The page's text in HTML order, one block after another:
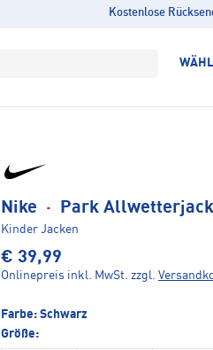
Kostenlose
Nike · Park
Kinder Jacken
€ 39,99
Onlinepreis inkl. MwSt. zzgl.
Farbe: Schwarz
Größe: